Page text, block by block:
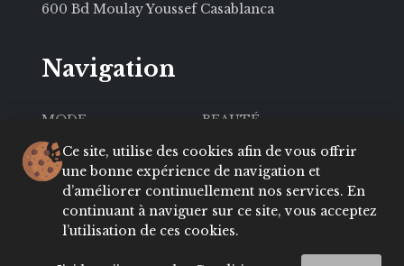
Ce site, utilise des cookies afin de vous offrir
une bonne expérience de navigation et
d’améliorer continuellement nos services. En
continuant à naviguer sur ce site, vous acceptez
l’utilisation de ces cookies.
600 Bd Moulay Youssef Casablanca
Navigation
MODE
BEAUTÉ
SOCIÉTÉ
CULTURE
VIE PRIVÉE
LIFESTYLE
About
Contact